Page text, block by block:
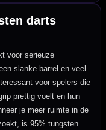
darts
voor serieuze
slanke barrel en veel
voor spelers die
prettig voelt en hun
je meer ruimte in de
is 95% tungsten